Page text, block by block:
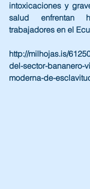
intoxicaciones y
salud enfrentan
trabajadores en el
http://milhojas.is/
del-sector-bananero-
moderna-de-